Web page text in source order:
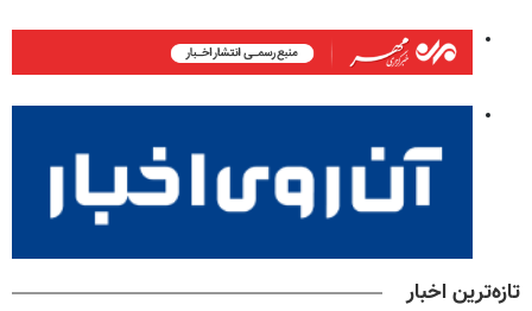
تازه‌ترین اخبار